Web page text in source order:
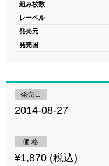
組み枚数
レーベル
発売元
発売国
発売日
2014-08-27
価 格
¥1,870 (税込)